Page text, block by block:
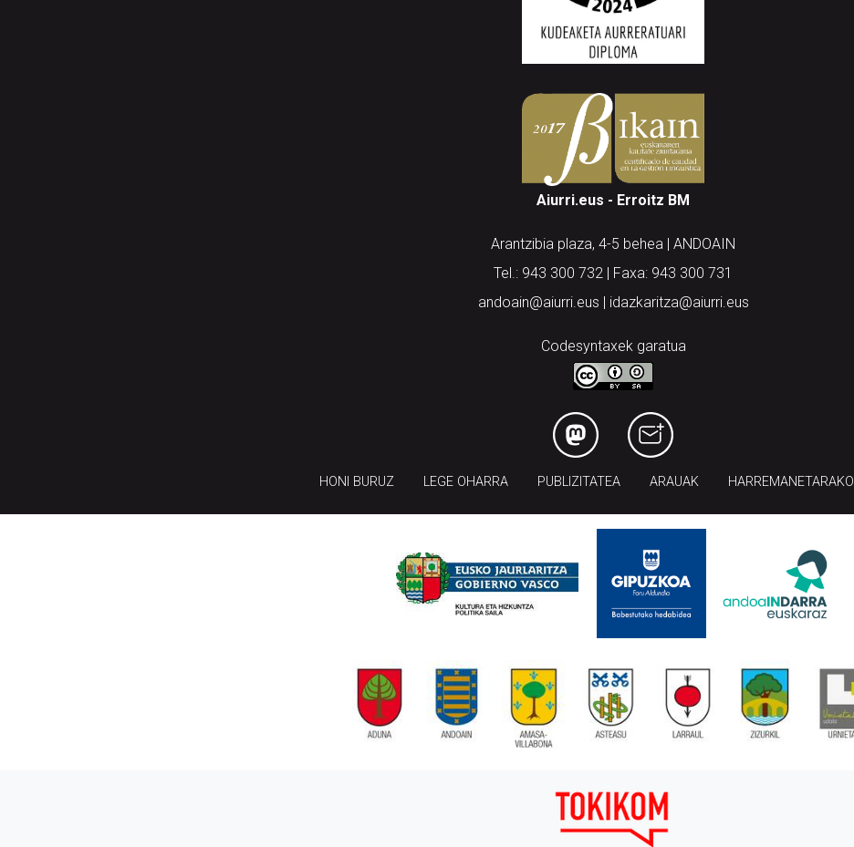
Aiurri.eus - Erroitz BM
Arantzibia plaza, 4-5 behea | ANDOAIN
Tel.: 943 300 732 | Faxa: 943 300 731
andoain@aiurri.eus | idazkaritza@aiurri.eus
Codesyntaxek garatua
HONI BURUZ LEGE OHARRA PUBLIZITATEA ARAUAK HARREMANETARAKO